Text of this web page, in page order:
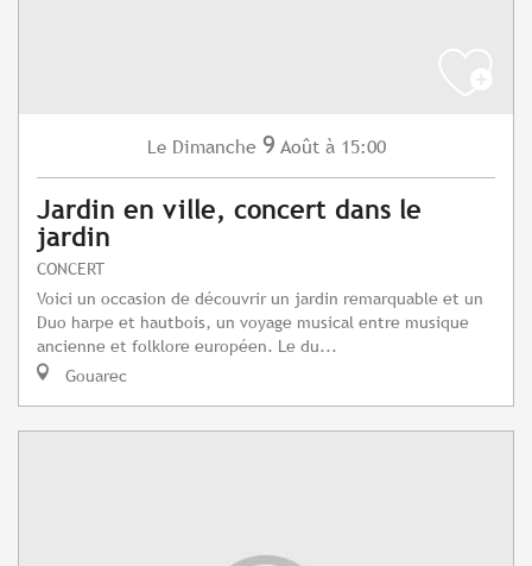
Le Dimanche 9 Août à 15:00
Jardin en ville, concert dans le
jardin
CONCERT
Voici un occasion de découvrir un jardin remarquable et un
Duo harpe et hautbois, un voyage musical entre musique
ancienne et folklore européen. Le du...
Gouarec